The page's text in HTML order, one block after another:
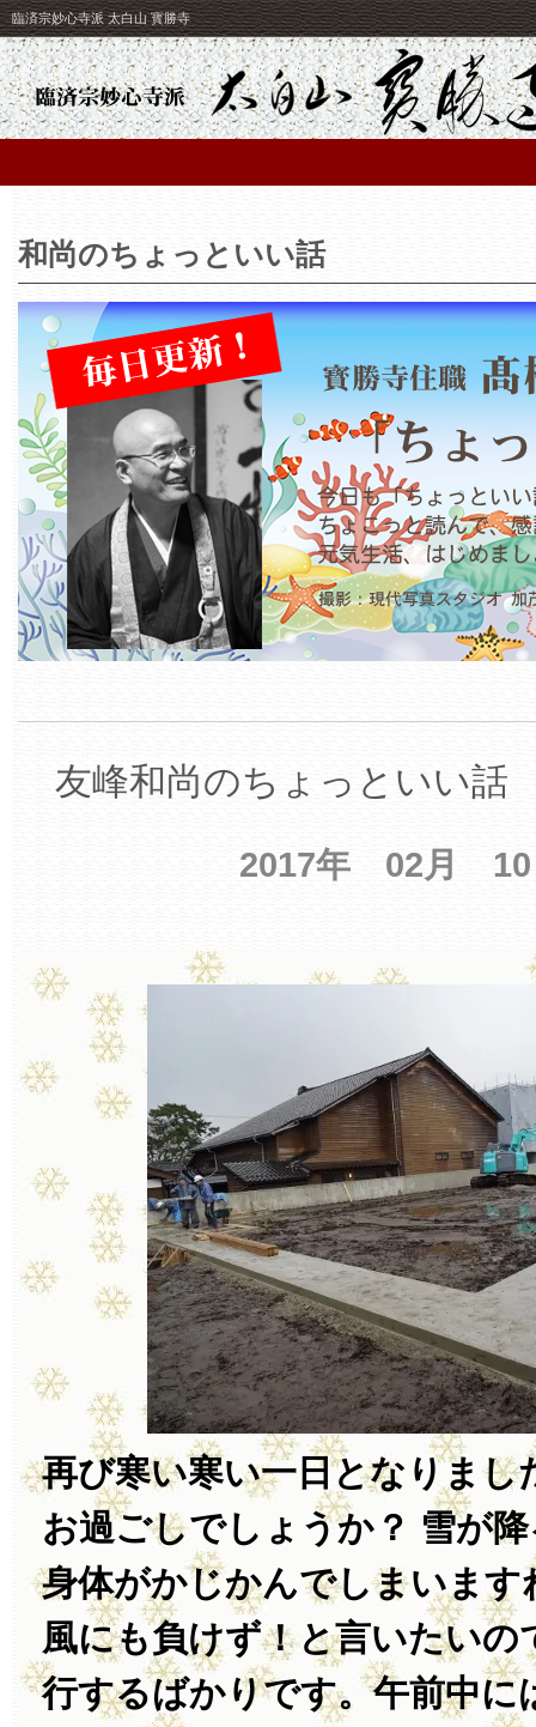
臨済宗妙心寺派 太白山 寳勝寺
和尚のちょっといい話
友峰和尚のちょっといい話
2017年 02月
再び寒い寒い一日となりまし
お過ごしでしょうか？ 雪が
身体がかじかんでしまいます
風にも負けず！と言いたいの
行するばかりです。午前中に